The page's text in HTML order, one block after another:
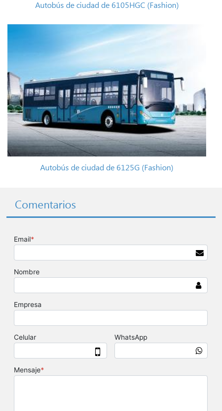
Autobús de ciudad de 6105HGC (Fashion)
Autobús de ciudad de 6125G (Fashion)
Comentarios